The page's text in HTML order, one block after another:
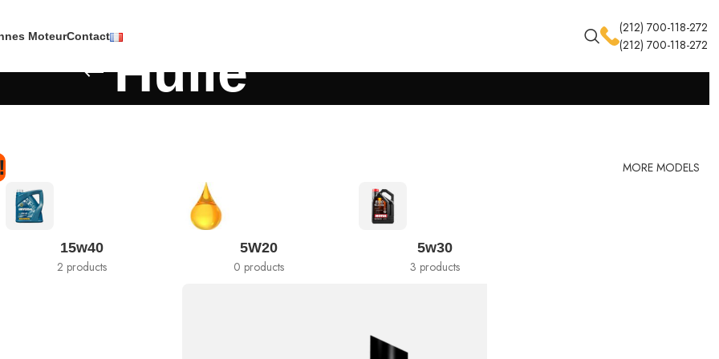
MoteurContact
(212) 700-118-272
(212) 700-118-272
Huile
MORE MODELS
15w40
2 products
5W20
0 products
5w30
3 products